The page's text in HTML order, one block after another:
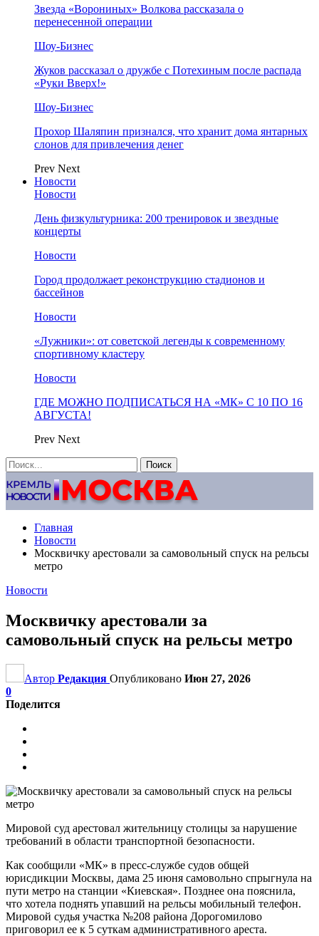
Звезда «Ворониных» Волкова рассказала о
перенесенной операции
Шоу-Бизнес
Жуков рассказал о дружбе с Потехиным после распада
«Руки Вверх!»
Шоу-Бизнес
Прохор Шаляпин признался, что хранит дома янтарных
слонов для привлечения денег
Prev Next
Новости
Новости
День физкультурника: 200 тренировок и звездные
концерты
Новости
Город продолжает реконструкцию стадионов и
бассейнов
Новости
«Лужники»: от советской легенды к современному
спортивному кластеру
Новости
ГДЕ МОЖНО ПОДПИСАТЬСЯ НА «МК» С 10 ПО 16
АВГУСТА!
Prev Next
Главная
Новости
Москвичку арестовали за самовольный спуск на рельсы
метро
Новости
Москвичку арестовали за
самовольный спуск на рельсы метро
Автор Редакция Опубликовано Июн 27, 2026
0
Поделится
Мировой суд арестовал жительницу столицы за нарушение
требований в области транспортной безопасности.
Как сообщили «МК» в пресс-службе судов общей
юрисдикции Москвы, дама 25 июня самовольно спрыгнула на
пути метро на станции «Киевская». Позднее она пояснила,
что хотела поднять упавший на рельсы мобильный телефон.
Мировой судья участка №208 района Дорогомилово
приговорил ее к 5 суткам административного ареста.